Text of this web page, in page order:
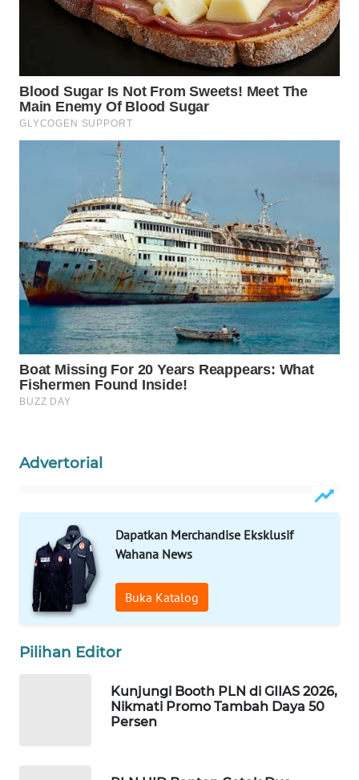
Advertorial
Dapatkan Merchandise Eksklusif
Wahana News
Buka Katalog
Pilihan Editor
Kunjungi Booth PLN di GIIAS 2026,
Nikmati Promo Tambah Daya 50
Persen
WAHANA
DESA
WISATA
Wahana
Network
KONSUMEN
LISTRIK
MASYARAKAT
KELISTRIKAN
WALINKI
MAWAKA
MARTABAT
NET
PLN
WATCH